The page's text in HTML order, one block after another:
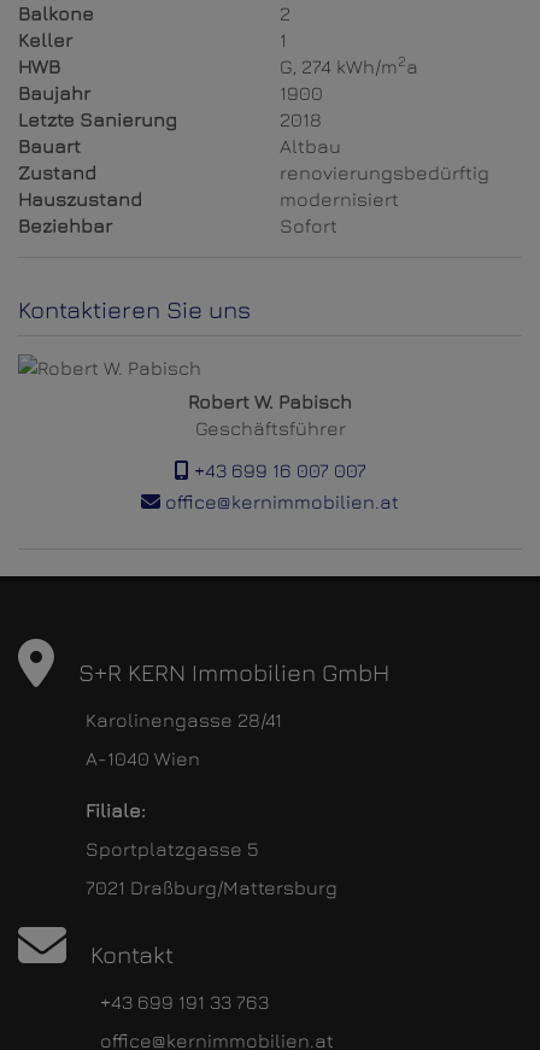
Balkone
2
Keller
1
HWB
G, 274 kWh/m2a
Baujahr
1900
Letzte Sanierung
2018
Bauart
Altbau
Zustand
renovierungsbedürftig
Hauszustand
modernisiert
Beziehbar
Sofort
Kontaktieren Sie uns
Robert W. Pabisch
Geschäftsführer
+43 699 16 007 007
office@kernimmobilien.at
S+R KERN Immobilien GmbH
Karolinengasse 28/41
A-1040 Wien
Filiale:
Sportplatzgasse 5
7021 Draßburg/Mattersburg
Kontakt
+43 699 191 33 763
office@kernimmobilien.at